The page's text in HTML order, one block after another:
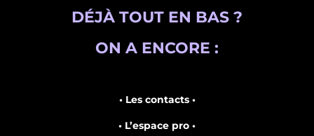
DÉJÀ TOUT EN BAS ?
ON A ENCORE :
• Les contacts •
• L’espace pro •